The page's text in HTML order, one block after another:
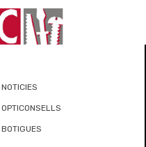
NOTICIES
OPTICONSELLS
BOTIGUES